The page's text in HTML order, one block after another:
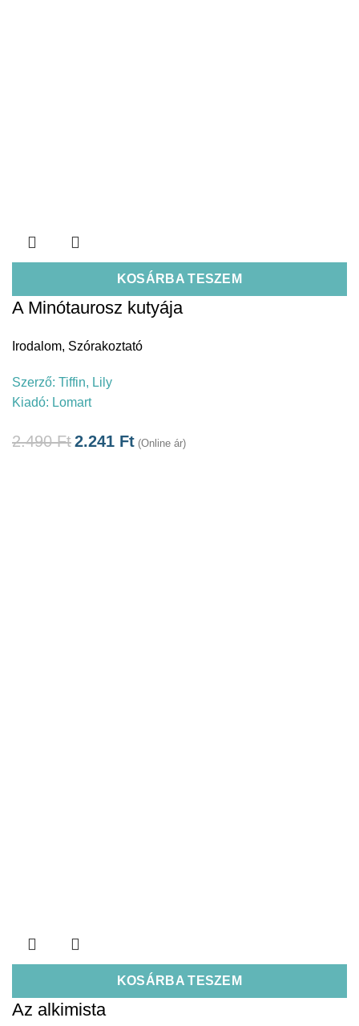
KOSÁRBA TESZEM
A Minótaurosz kutyája
Irodalom, Szórakoztató
Szerző: Tiffin, Lily
Kiadó: Lomart
2.490Ft2.241 Ft (Online ár)
KOSÁRBA TESZEM
Az alkimista